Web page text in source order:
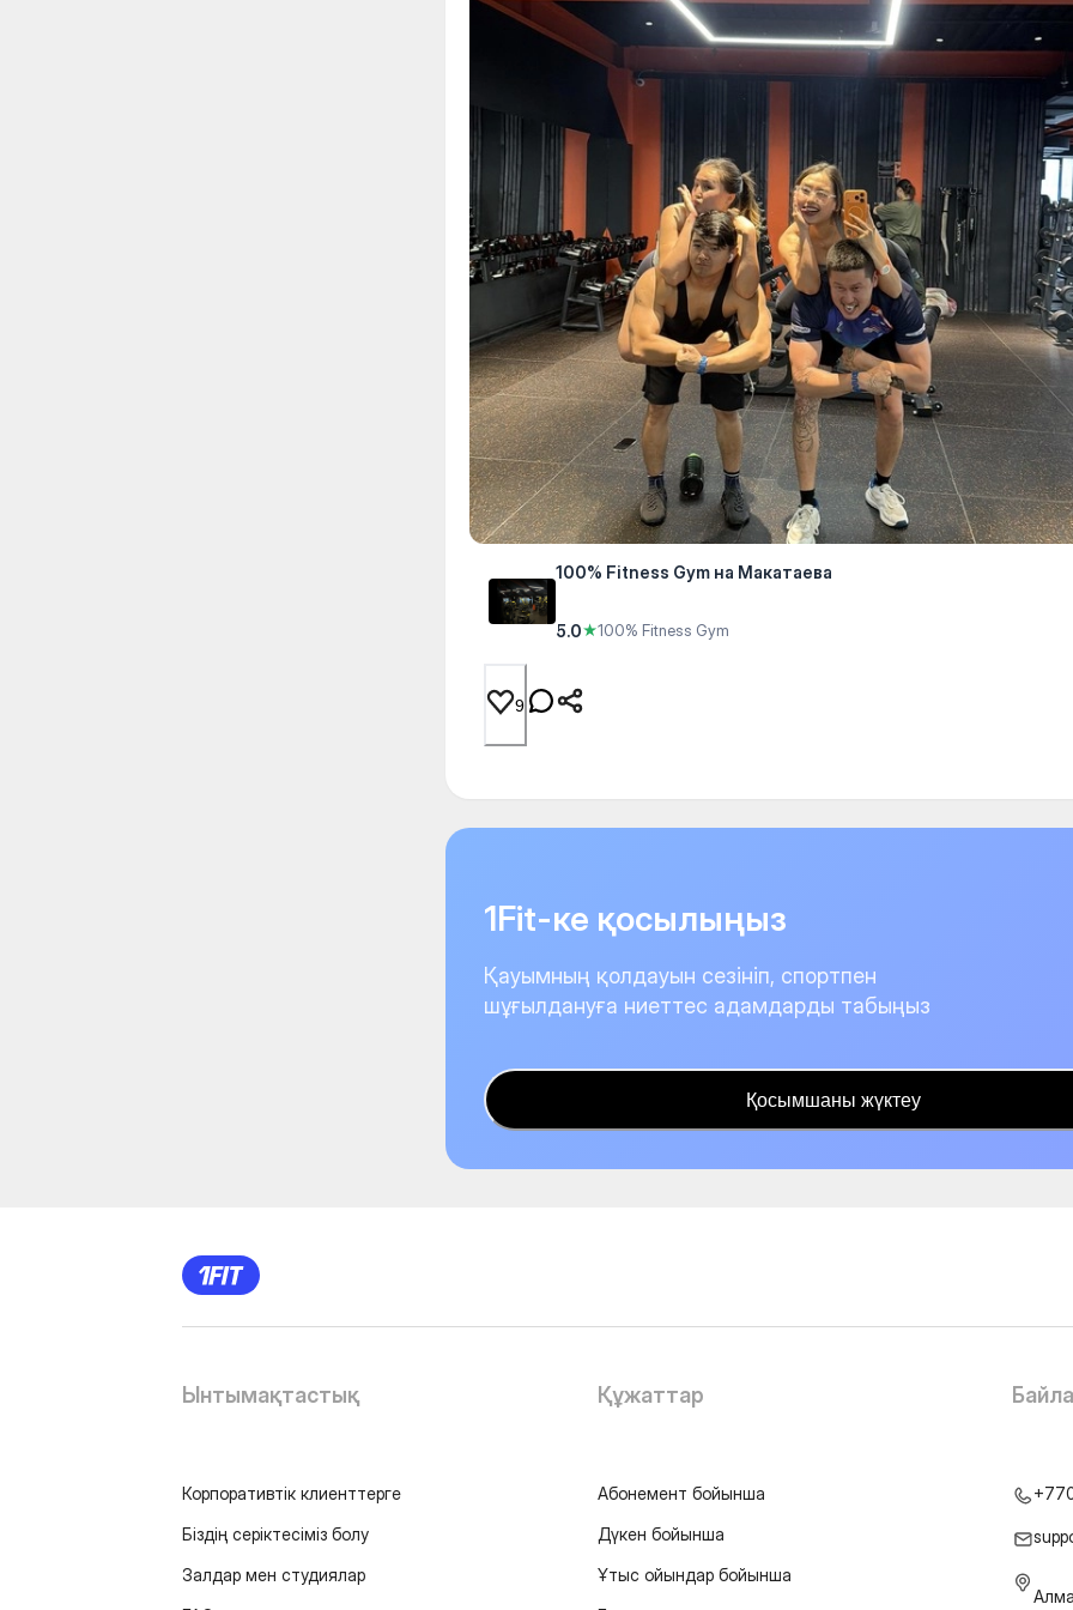
100% Fitness Gym на Макатаева
5.0★100% Fitness Gym
9
1Fit-ке қосылыңыз
Қауымның қолдауын сезініп, спортпен
шұғылдануға ниеттес адамдарды табыңыз
Қосымшаны жүктеу
Ынтымақтастық
Корпоративтік клиенттерге
Біздің серіктесіміз болу
Залдар мен студиялар
Құжаттар
Абонемент бойынша
Дүкен бойынша
Ұтыс ойындар бойынша